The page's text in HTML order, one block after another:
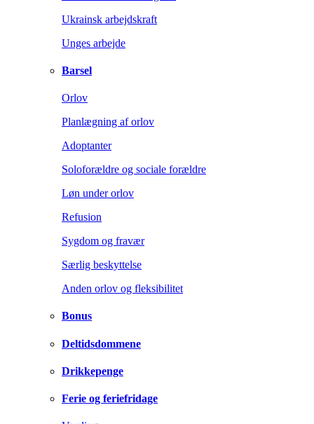
Ukrainsk arbejdskraft
Unges arbejde
Barsel
Orlov
Planlægning af orlov
Adoptanter
Soloforældre og sociale forældre
Løn under orlov
Refusion
Sygdom og fravær
Særlig beskyttelse
Anden orlov og fleksibilitet
Bonus
Deltidsdommene
Drikkepenge
Ferie og feriefridage